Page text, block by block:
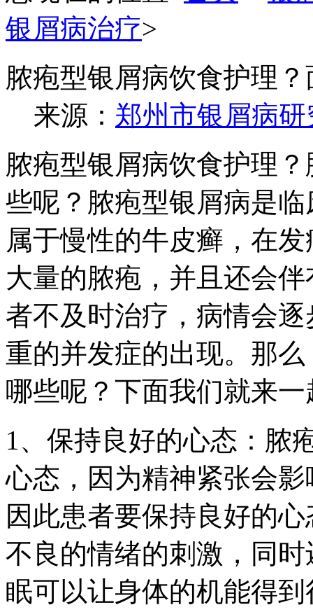
银屑病治疗>
脓疱型银屑病饮食护理
来源： 郑州市银屑病研
脓疱型银屑病饮食护理
些呢？脓疱型银屑病是
属于慢性的牛皮癣，在
大量的脓疱，并且还会
者不及时治疗，病情会
重的并发症的出现。那
哪些呢？下面我们就来
1、保持良好的心态：脓
心态，因为精神紧张会
因此患者要保持良好的
不良的情绪的刺激，同
眠可以让身体的机能得